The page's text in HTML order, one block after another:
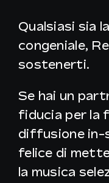
Qualsiasi sia
congeniale,
sostenerti.
Se hai un
fiducia per la
diffusione in-
felice di
la musica